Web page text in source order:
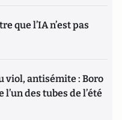
que l’IA n’est pas
viol, antisémite : Boro
des tubes de l’été